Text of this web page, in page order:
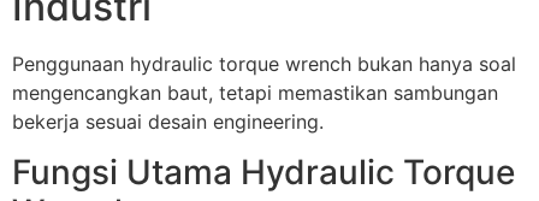
Penggunaan hydraulic torque wrench bukan hanya soal
mengencangkan baut, tetapi memastikan sambungan
bekerja sesuai desain engineering.
Fungsi Utama Hydraulic Torque